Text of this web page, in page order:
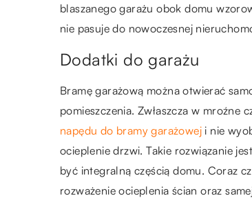
blaszanego garażu obok domu
nie pasuje do nowoczesnej
Dodatki do garażu
Bramę garażową można otwierać
pomieszczenia. Zwłaszcza w mroźne
napędu do bramy garażowej i nie
ocieplenie drzwi. Takie rozwiązanie
być integralną częścią domu. Coraz
rozważenie ocieplenia ścian oraz